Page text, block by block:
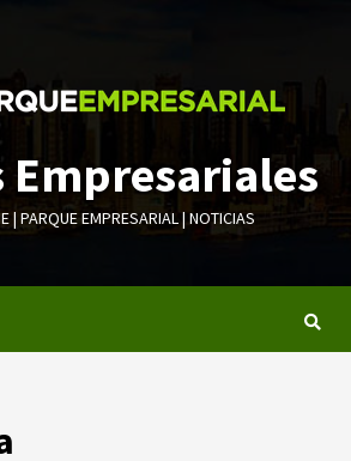
Empresariales
| PARQUE EMPRESARIAL | NOTICIAS